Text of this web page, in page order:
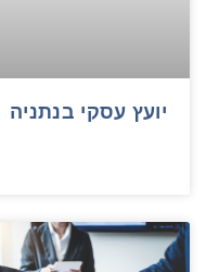
יועץ עסקי בנתניה